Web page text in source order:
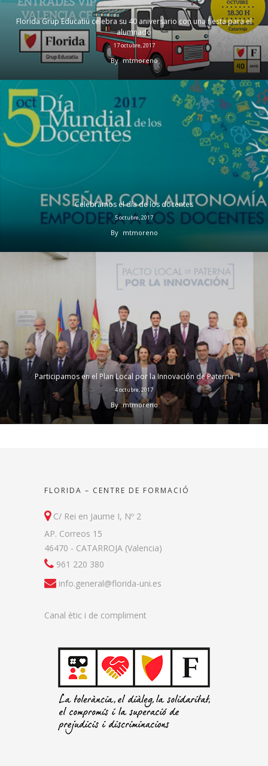
Florida Grup Educatiu celebra su 40 aniversario con una fiesta para el
alumnado
17 octubre, 2017
By mtmoreno
Celebramos el día de los docentes
5 octubre, 2017
By mtmoreno
Participamos en el Plan Local por la Innovación de Paterna
4 octubre, 2017
By mtmoreno
FLORIDA – CENTRE DE FORMACIÓ
C/ Rei en Jaume I, Nº 2
AP. Correos 15
46470 - CATARROJA (Valencia)
961 220 380
info.general@florida-uni.es
Canal ètic i de compliment